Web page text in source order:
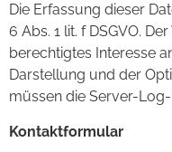
Die Erfassung dieser
6 Abs. 1 lit. f DSGVO.
berechtigtes Interesse
Darstellung und der
müssen die Server-
Kontaktformular